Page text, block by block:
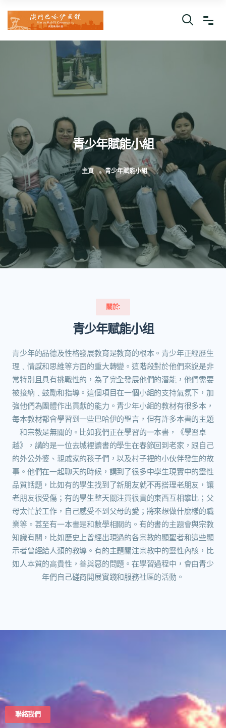
青少年賦能小組
主頁 青少年賦能小組
關於:
青少年赋能小组
青少年的品德及性格發展教育是教育的根本。青少年正經歷生
理﹑情感和思維等方面的重大轉變。這階段對於他們來說是非
常特別且具有挑戰性的，為了完全發展他們的潛能，他們需要
被接納﹑鼓勵和指導。這個項目在一個小組的支持氣氛下，加
強他們為團體作出貢獻的能力。青少年小組的教材有很多本，
每本教材都會學習到一些巴哈伊的聖言，但有許多本書的主題
和宗教是無關的。比如我們正在學習的一本書，《學習卓
越》，講的是一位去城裡讀書的學生在春節回到老家，跟自己
的外公外婆、親戚家的孩子們，以及村子裡的小伙伴發生的故
事。他們在一起聊天的時候，講到了很多中學生現實中的靈性
品質話題，比如有的學生找到了新朋友就不再搭理老朋友，讓
老朋友很受傷；有的學生整天關注買很貴的東西互相攀比；父
母太忙於工作，自己感受不到父母的愛；將來想做什麼樣的職
業等。甚至有一本書是和數學相關的。有的書的主題會與宗教
知識有關，比如歷史上曾經出現過的各宗教的顯聖者和這些顯
示者曾經給人類的教導。有的主題關注宗教中的靈性內核，比
如人本質的高貴性，善與惡的問題。在學習過程中，會由青少
年們自己磋商開展實踐和服務社區的活動。
聯絡我們